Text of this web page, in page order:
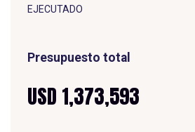
EJECUTADO
Presupuesto total
USD 1,373,593